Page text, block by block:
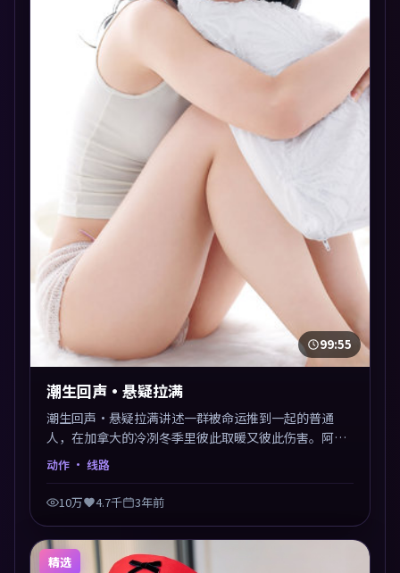
99:55
潮生回声·悬疑拉满
潮生回声·悬疑拉满讲述一群被命运推到一起的普通
人，在加拿大的冷冽冬季里彼此取暖又彼此伤害。阿斯
哈·法哈蒂以动作类型外壳探讨信任与背叛，映后讨论
绕梁。
动作 · 线路
10万 4.7千 3年前
精选